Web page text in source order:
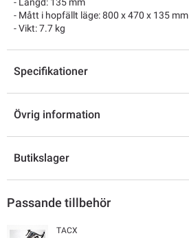
- Mått i hopfällt läge: 800 x 470 x 135 mm
- Vikt: 7.7 kg
Specifikationer
Övrig information
Butikslager
Passande tillbehör
TACX